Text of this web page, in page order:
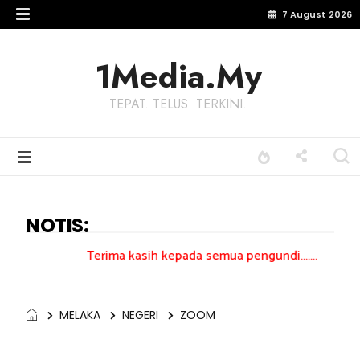
7 August 2026
1Media.My
TEPAT. TELUS. TERKINI.
NOTIS:
Terima kasih kepada semua pengundi.......
MELAKA NEGERI ZOOM